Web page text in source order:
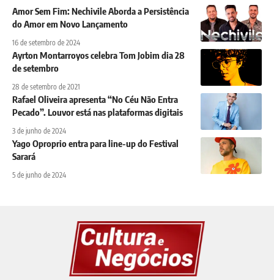
Amor Sem Fim: Nechivile Aborda a Persistência
do Amor em Novo Lançamento
16 de setembro de 2024
Ayrton Montarroyos celebra Tom Jobim dia 28
de setembro
28 de setembro de 2021
Rafael Oliveira apresenta “No Céu Não Entra
Pecado”. Louvor está nas plataformas digitais
3 de junho de 2024
Yago Oproprio entra para line-up do Festival
Sarará
5 de junho de 2024